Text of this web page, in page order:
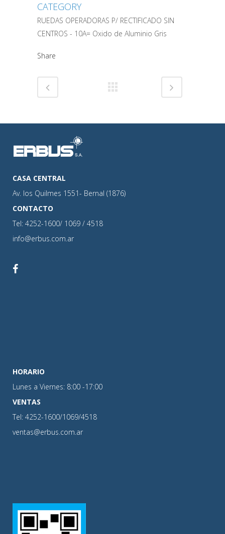
CATEGORY
RUEDAS OPERADORAS P/ RECTIFICADO SIN
CENTROS - 10A= Oxido de Aluminio Gris
Share
CASA CENTRAL
Av. los Quilmes 1551- Bernal (1876)
CONTACTO
Tel: 4252-1600/ 1069 / 4518
info@erbus.com.ar
HORARIO
Lunes a Viernes: 8:00 -17:00
VENTAS
Tel: 4252-1600/1069/4518
ventas@erbus.com.ar